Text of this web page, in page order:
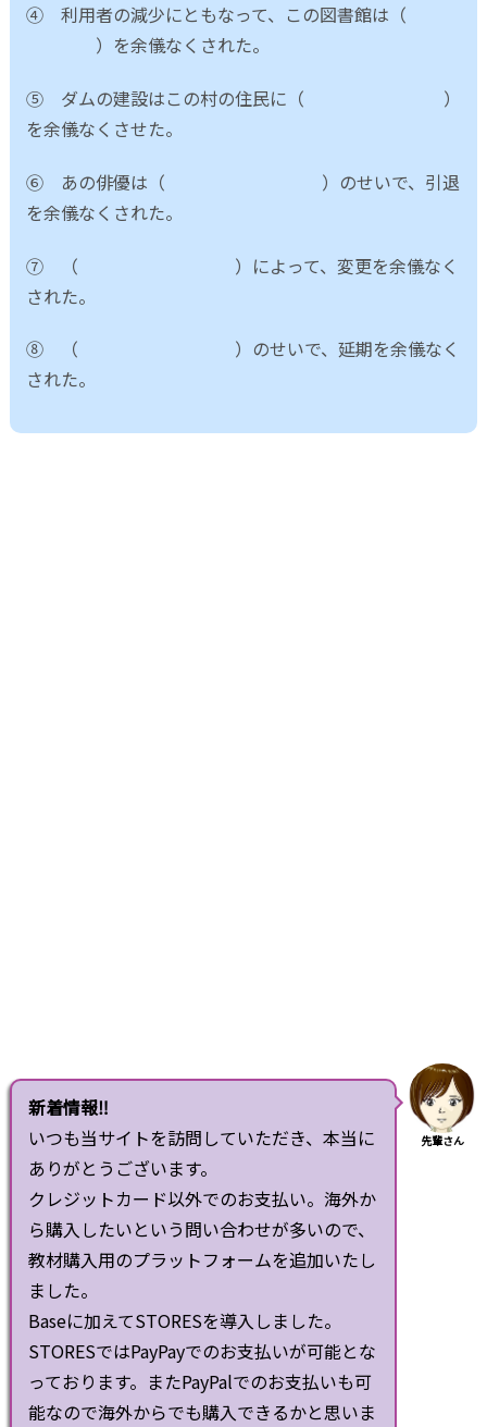
④ 利用者の減少にともなって、この図書館は（
）を余儀なくされた。
⑤ ダムの建設はこの村の住民に（ ）
を余儀なくさせた。
⑥ あの俳優は（ ）のせいで、引退
を余儀なくされた。
⑦ （ ）によって、変更を余儀なく
された。
⑧ （ ）のせいで、延期を余儀なく
された。
新着情報‼
いつも当サイトを訪問していただき、本当に
ありがとうございます。
クレジットカード以外でのお支払い。海外か
ら購入したいという問い合わせが多いので、
教材購入用のプラットフォームを追加いたし
ました。
Baseに加えてSTORESを導入しました。
STORESではPayPayでのお支払いが可能とな
っております。またPayPalでのお支払いも可
能なので海外からでも購入できるかと思いま
先輩さん